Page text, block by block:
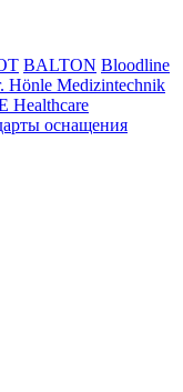
BALTON Bloodline
Hönle Medizintechnik
Healthcare
оснащения